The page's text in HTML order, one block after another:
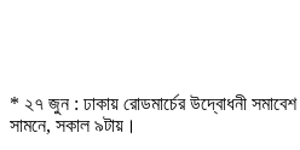
* ২৭ জুন : ঢাকায় রোডমার্চের উদ্বোধনী
সামনে, সকাল ৯টায়।